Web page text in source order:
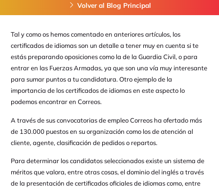
Volver al Blog Principal
Tal y como os hemos comentado en anteriores artículos, los
certificados de idiomas son un detalle a tener muy en cuenta si te
estás preparando oposiciones como la de la Guardia Civil, o para
entrar en las Fuerzas Armadas, ya que son una vía muy interesante
para sumar puntos a tu candidatura. Otro ejemplo de la
importancia de los certificados de idiomas en este aspecto lo
podemos encontrar en Correos.
A través de sus convocatorias de empleo Correos ha ofertado más
de 130.000 puestos en su organización como los de atención al
cliente, agente, clasificación de pedidos o repartos.
Para determinar los candidatos seleccionados existe un sistema de
méritos que valora, entre otras cosas, el dominio del inglés a través
de la presentación de certificados oficiales de idiomas como, entre